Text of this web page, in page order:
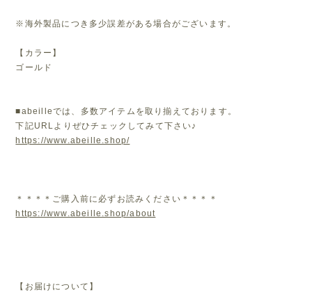
※海外製品につき多少誤差がある場合がございます。
【カラー】
ゴールド
■abeilleでは、多数アイテムを取り揃えております。
下記URLよりぜひチェックしてみて下さい♪
https://www.abeille.shop/
＊＊＊＊ご購入前に必ずお読みください＊＊＊＊
https://www.abeille.shop/about
【お届けについて】